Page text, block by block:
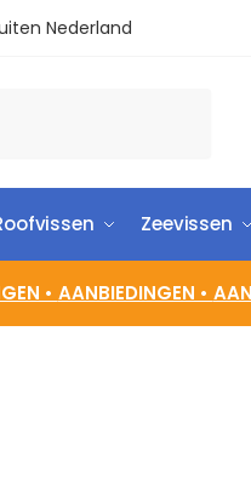
Nederland
Zeevissen
• AANBIEDINGEN •